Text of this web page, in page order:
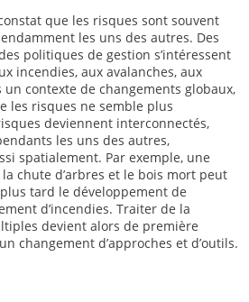
que les risques sont souvent
les uns des autres. Des
politiques de gestion s’intéressent
incendies, aux avalanches, aux
contexte de changements globaux,
les risques ne semble plus
deviennent interconnectés,
les uns des autres,
spatialement. Par exemple, une
chute d’arbres et le bois mort peut
tard le développement de
d’incendies. Traiter de la
devient alors de première
changement d’approches et d’outils.